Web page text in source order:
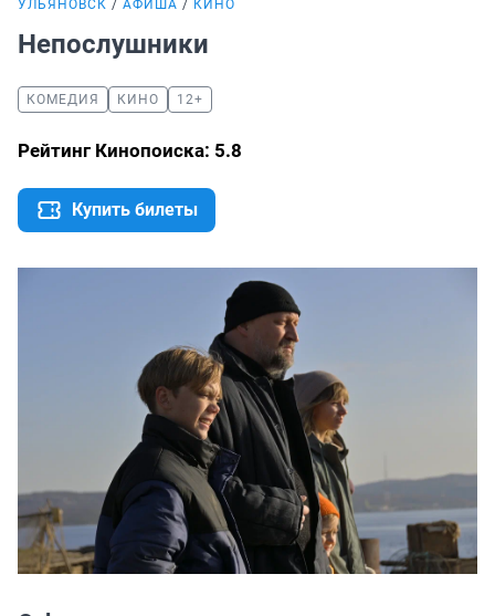
УЛЬЯНОВСК АФИША КИНО
Непослушники
КОМЕДИЯ КИНО 12+
Рейтинг Кинопоиска: 5.8
Купить билеты